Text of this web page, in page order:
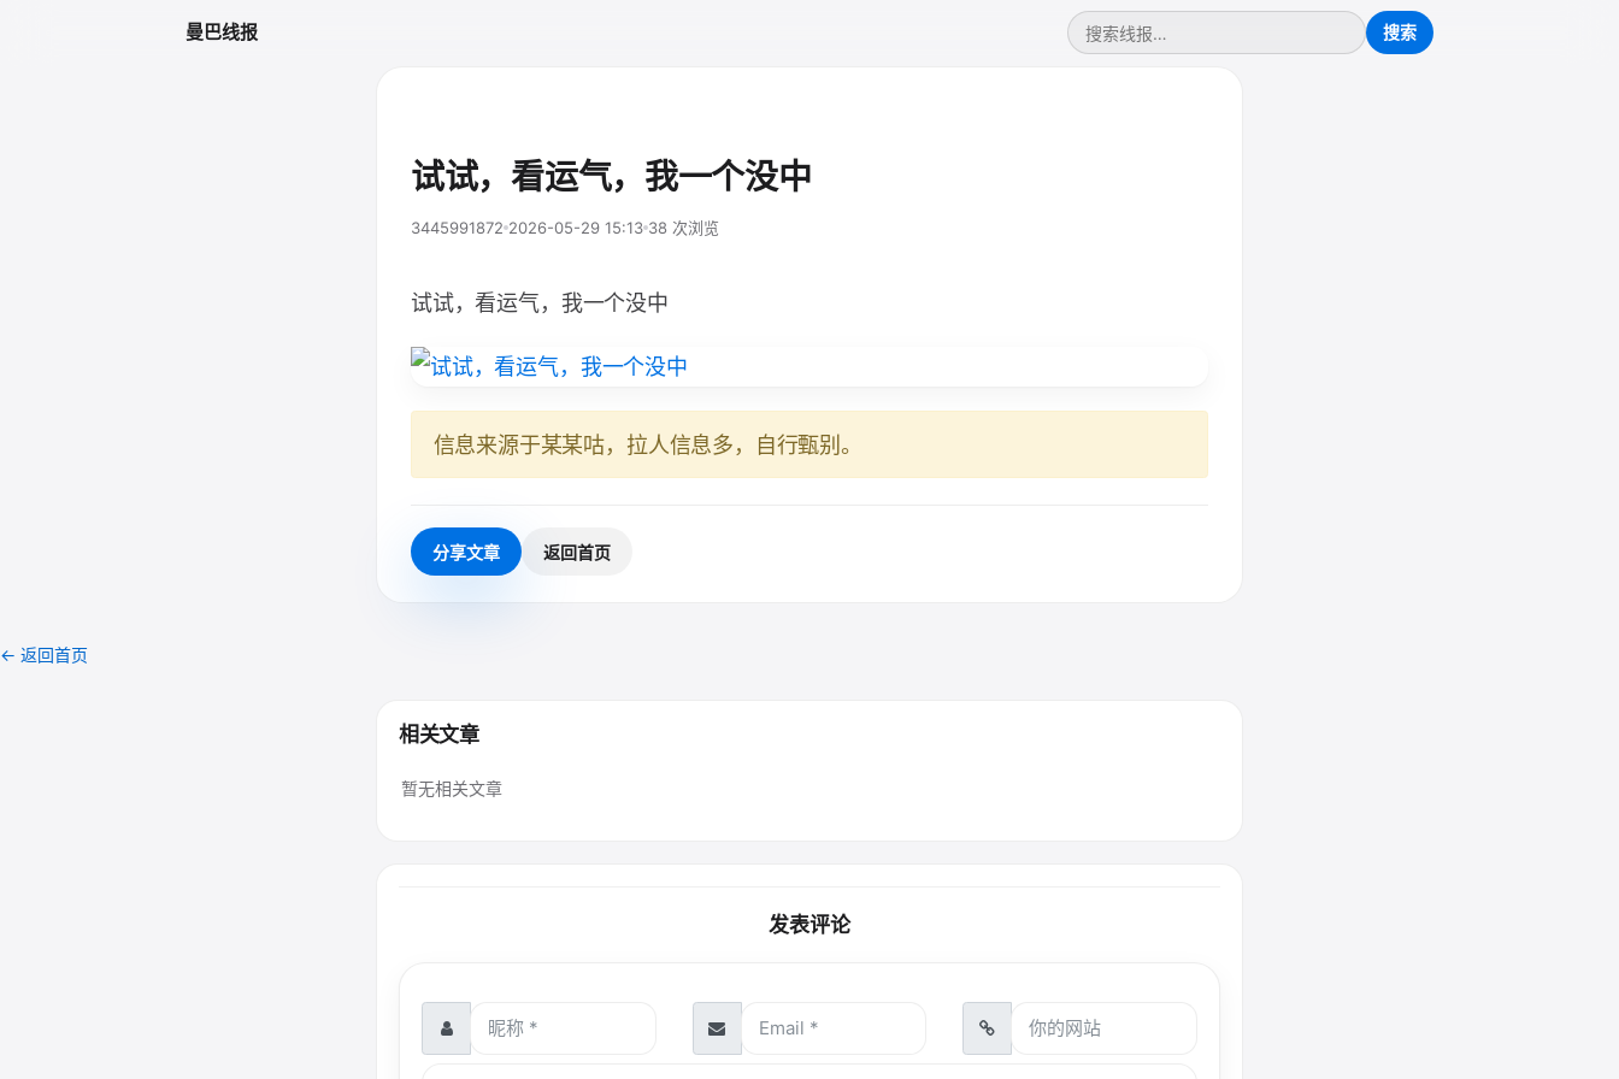
曼巴线报
试试，看运气，我一个没中
3445991872 2026-05-29 15:13 38 次浏览
试试，看运气，我一个没中
信息来源于某某咕，拉人信息多，自行甄别。
分享文章 返回首页
← 返回首页
相关文章
暂无相关文章
发表评论